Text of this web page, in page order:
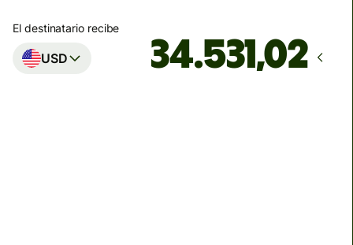
El destinatario recibe
USD